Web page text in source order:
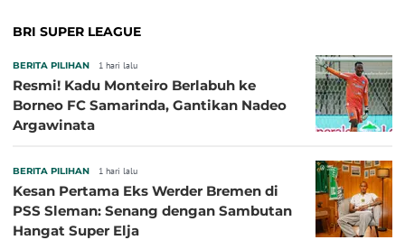
BRI SUPER LEAGUE
BERITA PILIHAN 1 hari lalu
Resmi! Kadu Monteiro Berlabuh ke
Borneo FC Samarinda, Gantikan Nadeo
Argawinata
BERITA PILIHAN 1 hari lalu
Kesan Pertama Eks Werder Bremen di
PSS Sleman: Senang dengan Sambutan
Hangat Super Elja